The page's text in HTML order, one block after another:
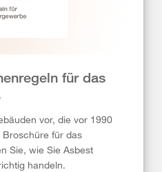
für das
vor, die vor 1990
für das
Sie, wie Sie Asbest
handeln.